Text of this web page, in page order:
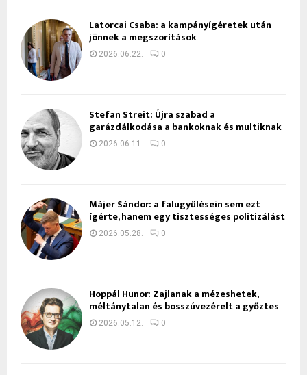
Latorcai Csaba: a kampányígéretek után
jönnek a megszorítások
2026.06.22. 0
Stefan Streit: Újra szabad a
garázdálkodása a bankoknak és multiknak
2026.06.11. 0
Májer Sándor: a falugyűlésein sem ezt
ígérte, hanem egy tisztességes politizálást
2026.05.28. 0
Hoppál Hunor: Zajlanak a mézeshetek,
méltánytalan és bosszúvezérelt a győztes
2026.05.12. 0